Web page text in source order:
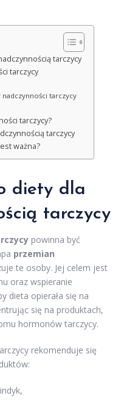
tarczycy
tarczycy
tarczycy
tarczycy?
tarczycy
ważna?
diety dla
tarczycy
powinna być
przemian
te osoby. Jej celem jest
oraz wspieranie
dieta opierała się na
się na produktach,
hormonów tarczycy.
rekomenduje się